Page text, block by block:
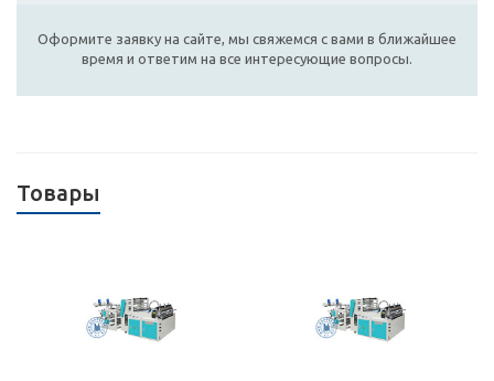
Оформите заявку на сайте, мы свяжемся с вами в ближайшее
время и ответим на все интересующие вопросы.
Товары